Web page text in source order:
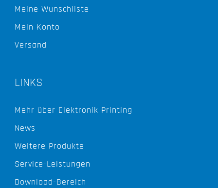
Meine Wunschliste
Mein Konto
Versand
LINKS
Mehr über Elektronik Printing
News
Weitere Produkte
Service-Leistungen
Download-Bereich